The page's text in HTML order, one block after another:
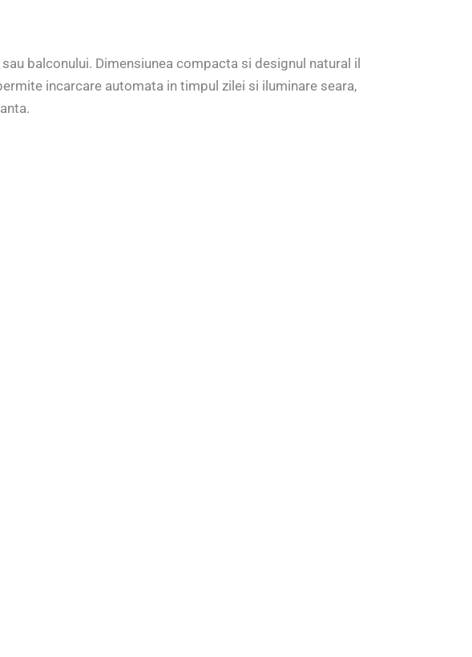
balconului. Dimensiunea compacta si designul natural il
incarcare automata in timpul zilei si iluminare seara,